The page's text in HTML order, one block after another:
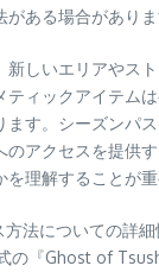
ある場合がありま
新しいエリアやス
ティックアイテム
ます。シーズンパ
アクセスを提供す
理解することが重
法についての詳細
の『Ghost of